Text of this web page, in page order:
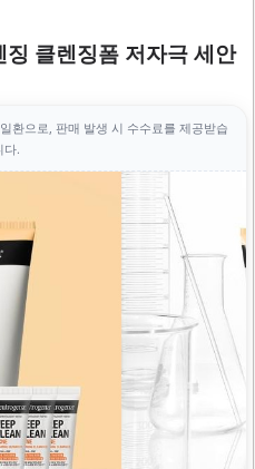
클렌징폼 저자극 세안
환으로, 판매 발생 시 수수료를 제공받습
다.